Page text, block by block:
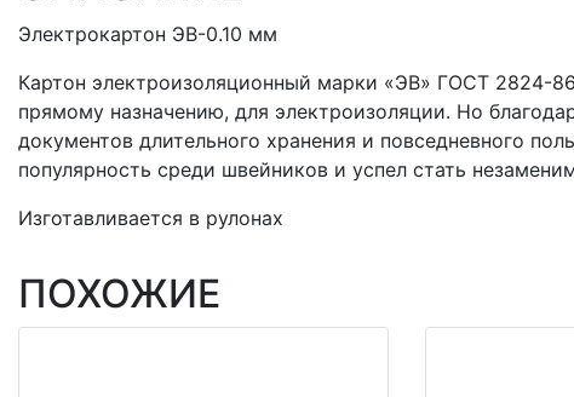
Электрокартон ЭВ-0.10 мм
Картон электроизоляционный марки «ЭВ» ГОСТ 2824-
прямому назначению, для электроизоляции. Но
документов длительного хранения и повседневного
популярность среди швейников и успел стать
Изготавливается в рулонах
ПОХОЖИЕ